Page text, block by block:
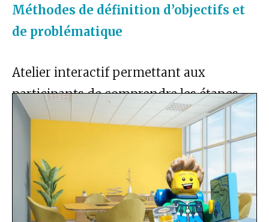
Méthodes de définition d’objectifs et
de problématique
Atelier interactif permettant aux
participants de comprendre les étapes
d’un processus de définition d’objectif
commun, d’explorer diverses techniques
et outils disponibles afin de gagner en
confiance à travers l’expérimentation.
* Possibilité de joindre au préalable une